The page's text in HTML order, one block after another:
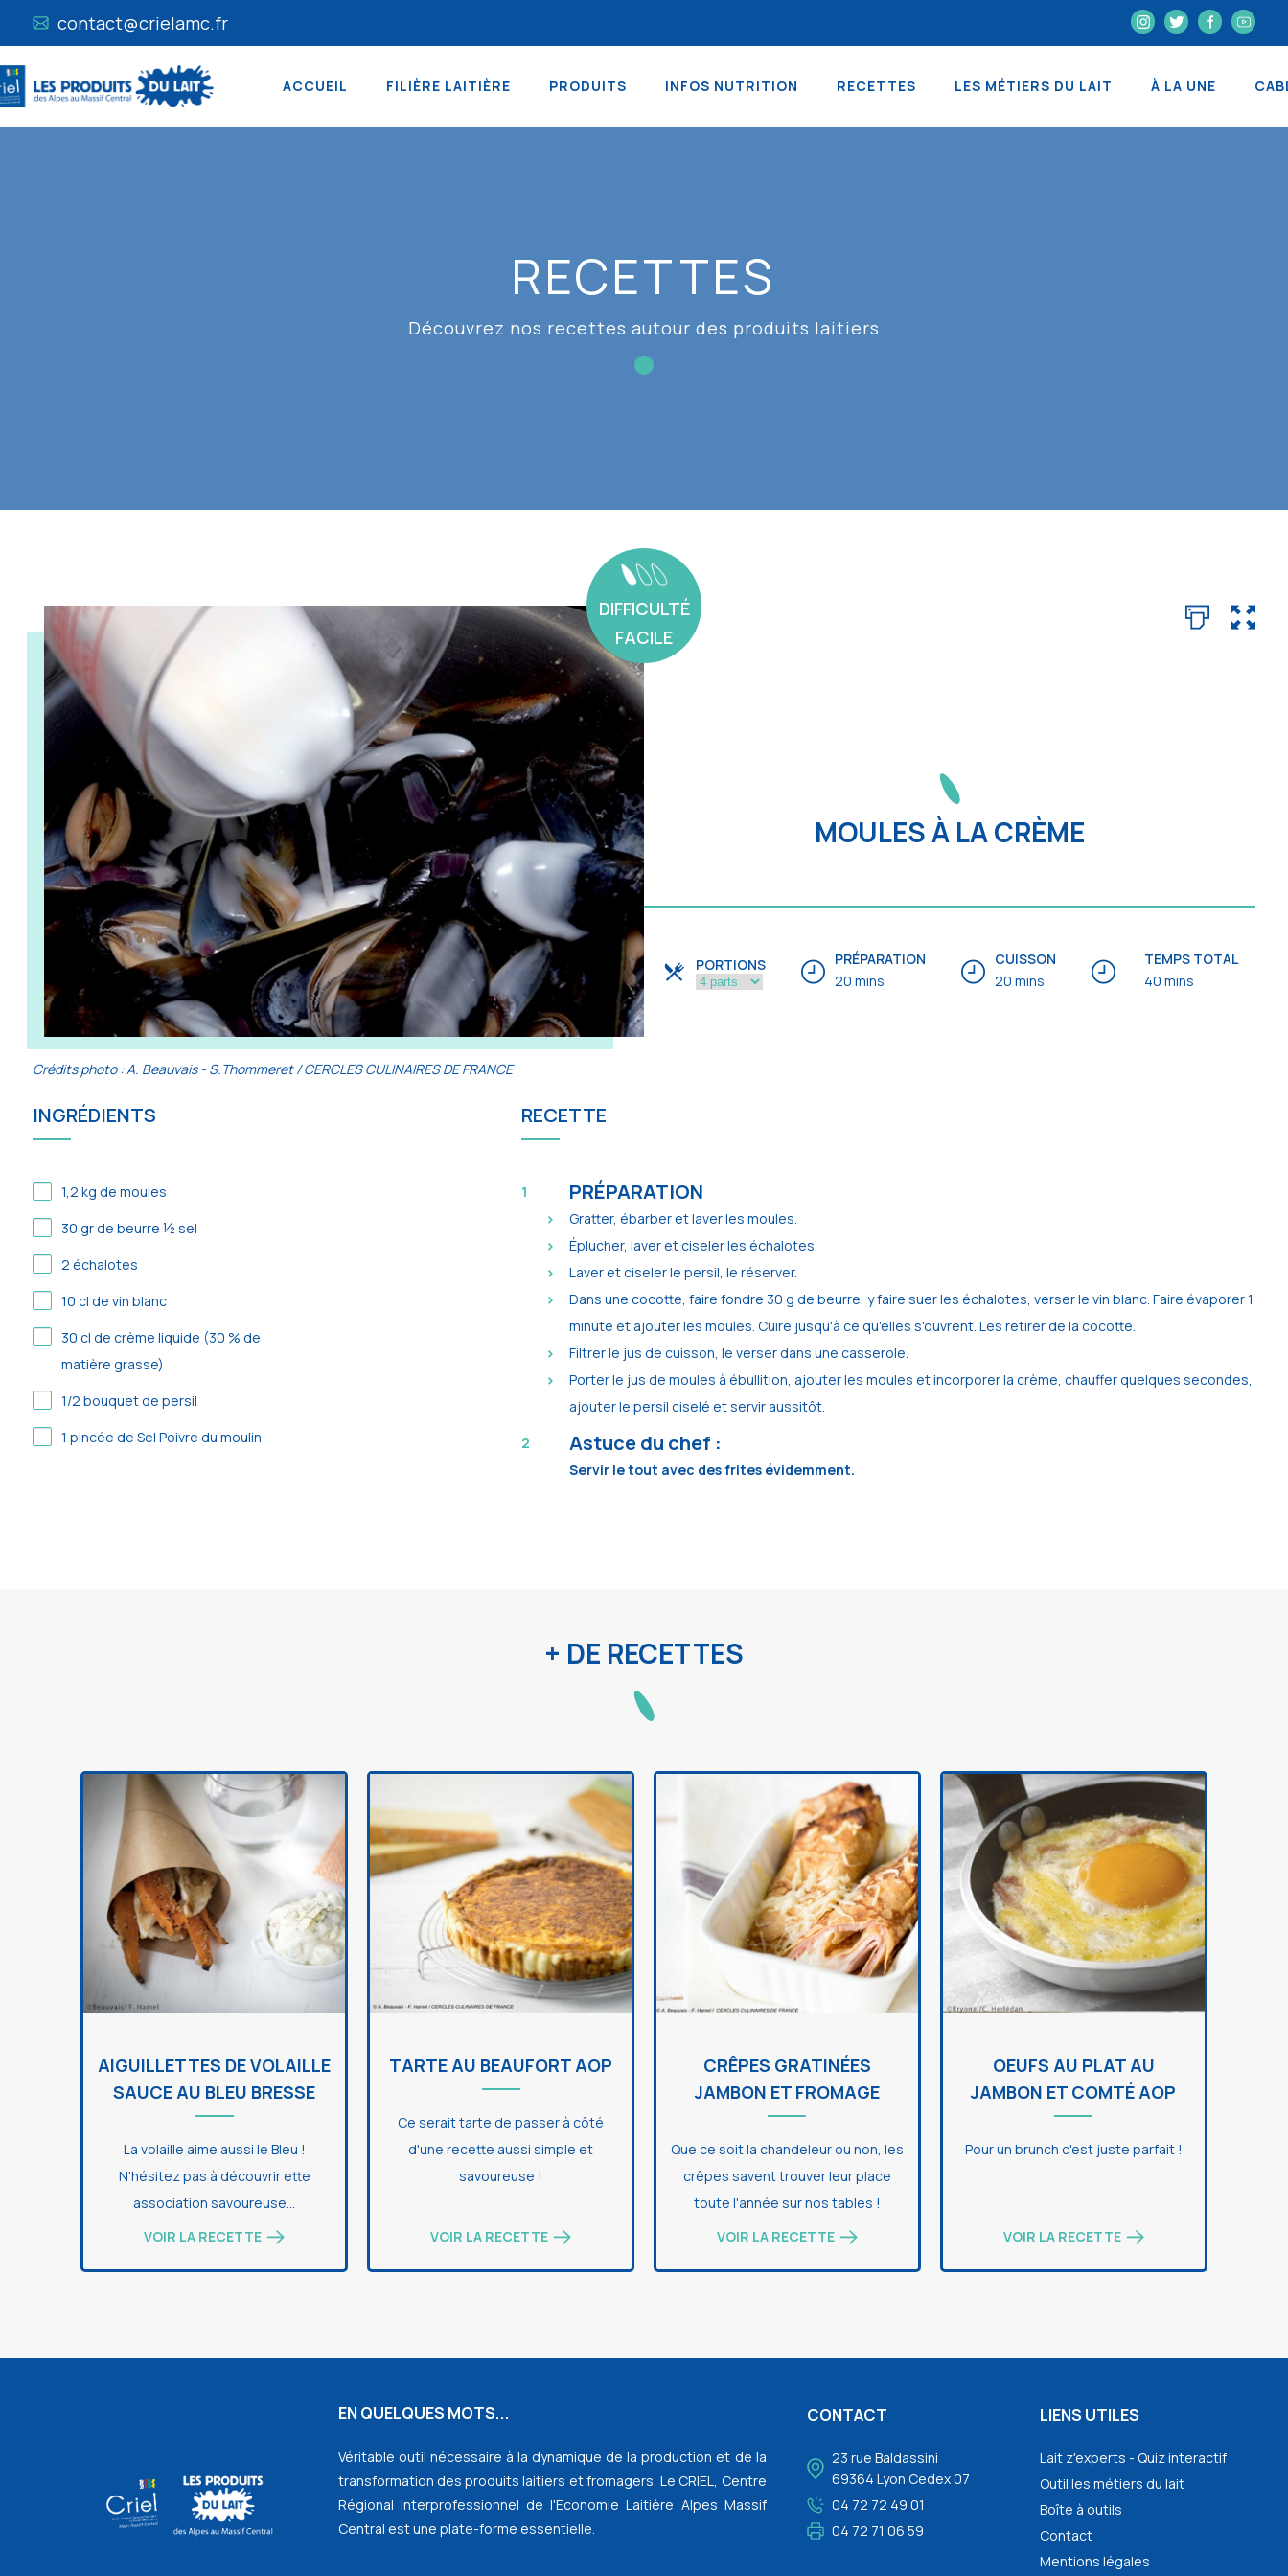
contact@crielamc.fr
ACCUEIL FILIÈRE LAITIÈRE PRODUITS INFOS NUTRITION RECETTES LES MÉTIERS DU LAIT À LA UNE
RECETTES
Découvrez nos recettes autour des produits laitiers
DIFFICULTÉ
FACILE
MOULES À LA CRÈME
PORTIONS
PRÉPARATION
20 mins
CUISSON
20 mins
TEMPS TOTAL
40 mins
Crédits photo : A. Beauvais - S.Thommeret / CERCLES CULINAIRES DE FRANCE
INGRÉDIENTS
1,2 kg de moules
30 gr de beurre ½ sel
2 échalotes
10 cl de vin blanc
30 cl de crème liquide (30 % de
matière grasse)
1/2 bouquet de persil
1 pincée de Sel Poivre du moulin
RECETTE
PRÉPARATION
Gratter, ébarber et laver les moules.
Éplucher, laver et ciseler les échalotes.
Laver et ciseler le persil, le réserver.
Dans une cocotte, faire fondre 30 g de beurre, y faire suer les échalotes, verser le vin blanc. Faire évaporer 1
minute et ajouter les moules. Cuire jusqu'à ce qu'elles s'ouvrent. Les retirer de la cocotte.
Filtrer le jus de cuisson, le verser dans une casserole.
Porter le jus de moules à ébullition, ajouter les moules et incorporer la crème, chauffer quelques secondes,
ajouter le persil ciselé et servir aussitôt.
Astuce du chef :
Servir le tout avec des frites évidemment.
+ DE RECETTES
AIGUILLETTES DE VOLAILLE
SAUCE AU BLEU BRESSE
La volaille aime aussi le Bleu !
N'hésitez pas à découvrir ette
association savoureuse...
VOIR LA RECETTE
TARTE AU BEAUFORT AOP
Ce serait tarte de passer à côté
d'une recette aussi simple et
savoureuse !
VOIR LA RECETTE
CRÊPES GRATINÉES
JAMBON ET FROMAGE
Que ce soit la chandeleur ou non, les
crêpes savent trouver leur place
toute l'année sur nos tables !
VOIR LA RECETTE
OEUFS AU PLAT AU
JAMBON ET COMTÉ AOP
Pour un brunch c'est juste parfait !
VOIR LA RECETTE
EN QUELQUES MOTS...
Véritable outil nécessaire à la dynamique de la production et de la
transformation des produits laitiers et fromagers, Le CRIEL, Centre
Régional Interprofessionnel de l'Economie Laitière Alpes Massif
Central est une plate-forme essentielle.
CONTACT
23 rue Baldassini
69364 Lyon Cedex 07
04 72 72 49 01
04 72 71 06 59
LIENS UTILES
Lait z'experts - Quiz interactif
Outil les métiers du lait
Boîte à outils
Contact
Mentions légales